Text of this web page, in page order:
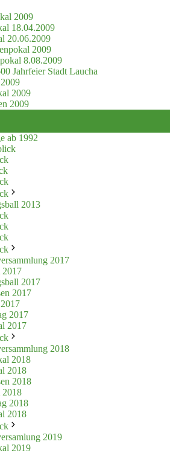
2009
18.04.2009
20.06.2009
2009
8.08.2009
Jahrfeier Stadt Laucha
2009
2009
ab 1992
2013
2017
2017
2017
2017
2017
2017
2018
2018
2018
2018
2018
2018
2018
2019
2019